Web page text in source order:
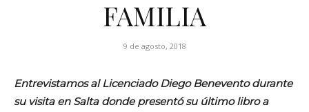
FAMILIA
9 de agosto, 2018
Entrevistamos al Licenciado Diego Benevento durante
su visita en Salta donde presentó su último libro a